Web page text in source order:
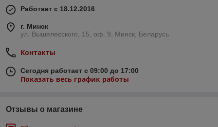
Работает с 18.12.2016
г. Минск
ул. Вышелесского, 15, оф. 9, Минск, Беларусь
Контакты
Сегодня работает с 09:00 до 17:00
Показать весь график работы
Отзывы о магазине